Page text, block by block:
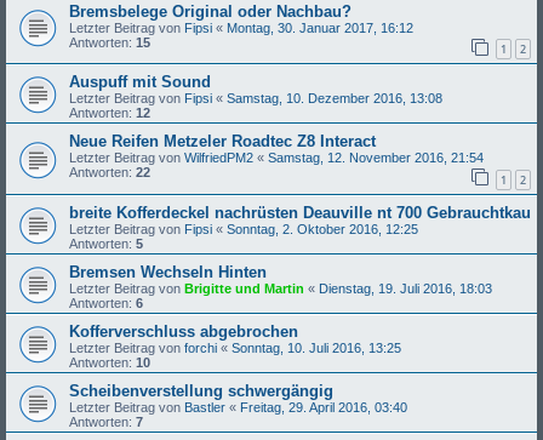
Bremsbelege Original oder Nachbau?
Letzter Beitrag von Fipsi « Montag, 30. Januar 2017, 16:12
Antworten: 15 1 2
Auspuff mit Sound
Letzter Beitrag von Fipsi « Samstag, 10. Dezember 2016, 13:08
Antworten: 12
Neue Reifen Metzeler Roadtec Z8 Interact
Letzter Beitrag von WilfriedPM2 « Samstag, 12. November 2016, 21:54
Antworten: 22 1 2
breite Kofferdeckel nachrüsten Deauville nt 700 Gebrauchtkau
Letzter Beitrag von Fipsi « Sonntag, 2. Oktober 2016, 12:25
Antworten: 5
Bremsen Wechseln Hinten
Letzter Beitrag von Brigitte und Martin « Dienstag, 19. Juli 2016, 18:03
Antworten: 6
Kofferverschluss abgebrochen
Letzter Beitrag von forchi « Sonntag, 10. Juli 2016, 13:25
Antworten: 10
Scheibenverstellung schwergängig
Letzter Beitrag von Bastler « Freitag, 29. April 2016, 03:40
Antworten: 7